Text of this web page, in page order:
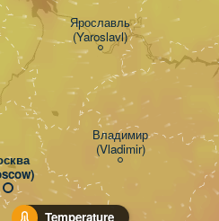
Temperature
Ярославль
(Yaroslavl)
Владимир
(Vladimir)